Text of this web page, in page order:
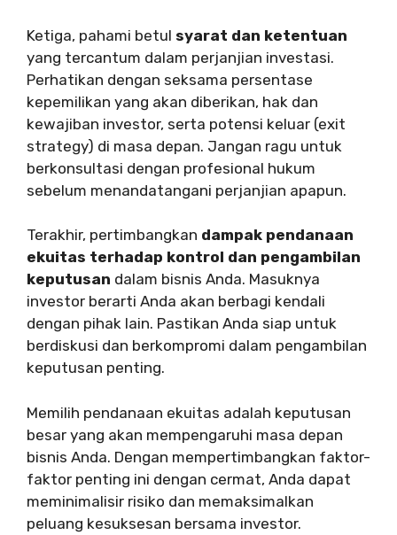
Ketiga, pahami betul syarat dan ketentuan
yang tercantum dalam perjanjian investasi.
Perhatikan dengan seksama persentase
kepemilikan yang akan diberikan, hak dan
kewajiban investor, serta potensi keluar (exit
strategy) di masa depan. Jangan ragu untuk
berkonsultasi dengan profesional hukum
sebelum menandatangani perjanjian apapun.
Terakhir, pertimbangkan dampak pendanaan
ekuitas terhadap kontrol dan pengambilan
keputusan dalam bisnis Anda. Masuknya
investor berarti Anda akan berbagi kendali
dengan pihak lain. Pastikan Anda siap untuk
berdiskusi dan berkompromi dalam pengambilan
keputusan penting.
Memilih pendanaan ekuitas adalah keputusan
besar yang akan mempengaruhi masa depan
bisnis Anda. Dengan mempertimbangkan faktor-
faktor penting ini dengan cermat, Anda dapat
meminimalisir risiko dan memaksimalkan
peluang kesuksesan bersama investor.